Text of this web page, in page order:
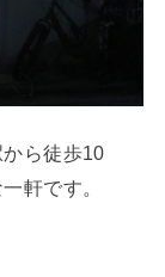
ら徒歩10
軒です。